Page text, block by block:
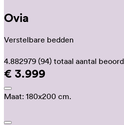
Ovia
Verstelbare bedden
4.882979 (94) totaal aantal
€ 3.999
Maat: 180x200 cm.